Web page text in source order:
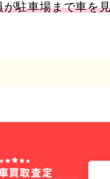
駐車場まで車を